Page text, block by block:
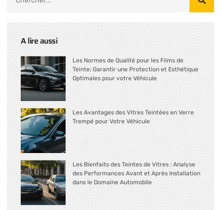
A lire aussi
Les Normes de Qualité pour les Films de
Teinte: Garantir une Protection et Esthétique
Optimales pour votre Véhicule
Les Avantages des Vitres Teintées en Verre
Trempé pour Votre Véhicule
Les Bienfaits des Teintes de Vitres : Analyse
des Performances Avant et Après Installation
dans le Domaine Automobile